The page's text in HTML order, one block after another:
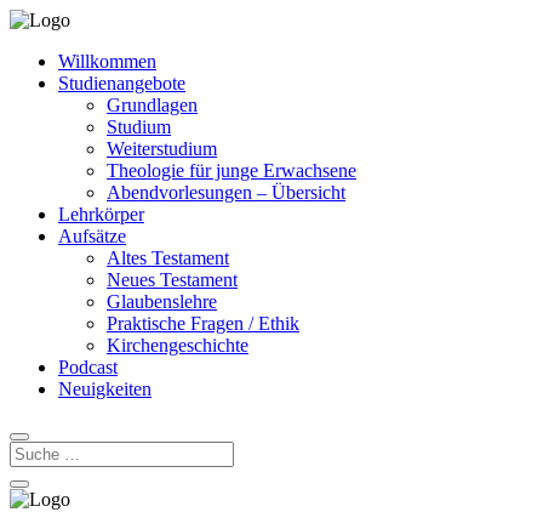
Willkommen
Studienangebote
Grundlagen
Studium
Weiterstudium
Theologie für junge Erwachsene
Abendvorlesungen – Übersicht
Lehrkörper
Aufsätze
Altes Testament
Neues Testament
Glaubenslehre
Praktische Fragen / Ethik
Kirchengeschichte
Podcast
Neuigkeiten